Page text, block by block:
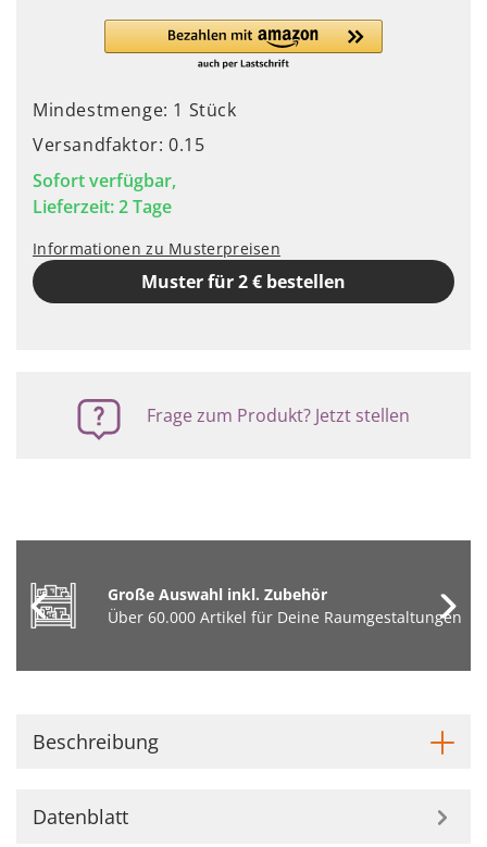
Mindestmenge: 1 Stück
Versandfaktor: 0.15
Sofort verfügbar,
Lieferzeit: 2 Tage
Informationen zu Musterpreisen
Muster für 2 € bestellen
Frage zum Produkt? Jetzt stellen
Große Auswahl inkl. Zubehör
Über 60.000 Artikel für Deine Raumgestaltungen
Beschreibung
Datenblatt